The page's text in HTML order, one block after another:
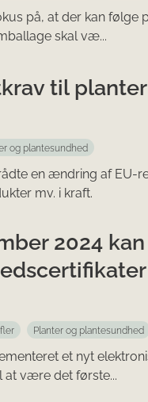
på, at der kan
skal væ...
til
og plantesundhed
en ændring af
mv. i kraft.
2024
Planter og plantesundhed
et nyt
at være det første...